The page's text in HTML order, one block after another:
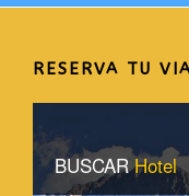
RESERVA TU